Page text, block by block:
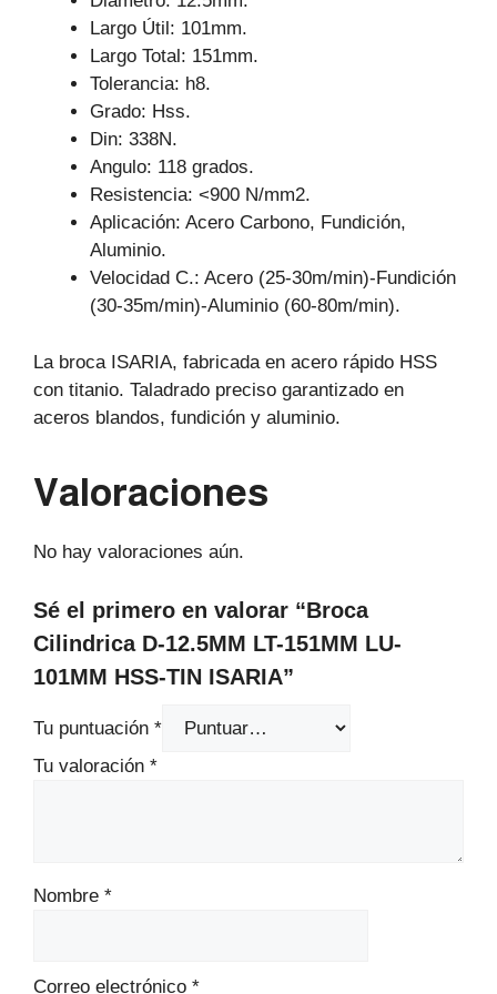
Largo Útil: 101mm.
Largo Total: 151mm.
Tolerancia: h8.
Grado: Hss.
Din: 338N.
Angulo: 118 grados.
Resistencia: <900 N/mm2.
Aplicación: Acero Carbono, Fundición,
Aluminio.
Velocidad C.: Acero (25-30m/min)-Fundición
(30-35m/min)-Aluminio (60-80m/min).
La broca ISARIA, fabricada en acero rápido HSS
con titanio. Taladrado preciso garantizado en
aceros blandos, fundición y aluminio.
Valoraciones
No hay valoraciones aún.
Sé el primero en valorar “Broca
Cilindrica D-12.5MM LT-151MM LU-
101MM HSS-TIN ISARIA”
Tu puntuación *
Tu valoración *
Nombre *
Correo electrónico *